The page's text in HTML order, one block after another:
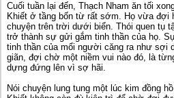
Cuối tuần lại đến, Thạch Nham ăn tối
Khiết ở tầng bốn từ rất sớm. Họ vừa đợi
chuyện trên trời dưới biển. Thói quen tụ
trở thành sự gửi gắm tinh thần của họ.
tinh thần của mổi người căng ra như sợi
giãn, đợi chờ một niềm vui nào đó, là
dựng đứng lên vì sợ hãi.
Nói chuyện lung tung một lúc kim đồng